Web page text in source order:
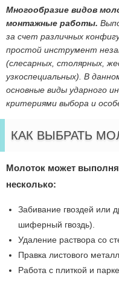
Многообразие видов
монтажные работы.
за счет различных
простой инструмент
(слесарных, столярных,
узкоспециальных). В
основные виды ударного
критериями выбора и
КАК ВЫБРАТЬ
Молоток может
несколько:
Забивание гвоздей или
шиферный гвоздь).
Удаление раствора со
Правка листового
Работа с плиткой и